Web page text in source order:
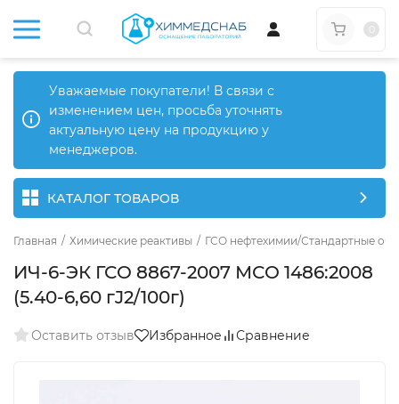
Уважаемые покупатели! В связи с
изменением цен, просьба уточнять
актуальную цену на продукцию у
менеджеров.
КАТАЛОГ ТОВАРОВ
Главная / Химические реактивы / ГСО нефтехимии/Стандартные
ИЧ-6-ЭК ГСО 8867-2007 МСО 1486:2008
(5.40-6,60 гJ2/100г)
Оставить отзыв Избранное Сравнение